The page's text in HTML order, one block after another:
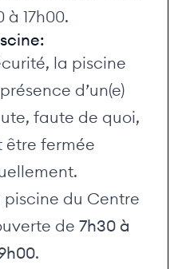
à 17h00.
la piscine
d’un(e)
faute de quoi,
être fermée
piscine du Centre
de 7h30 à
.